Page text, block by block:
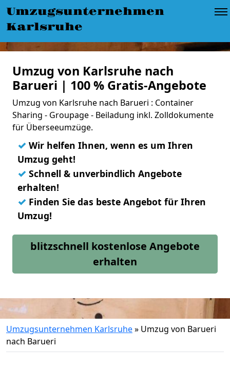
Umzugsunternehmen
Karlsruhe
Umzug von Karlsruhe nach
Barueri | 100 % Gratis-Angebote
Umzug von Karlsruhe nach Barueri : Container
Sharing - Groupage - Beiladung inkl. Zolldokumente
für Überseeumzüge.
✓ Wir helfen Ihnen, wenn es um Ihren
Umzug geht!
✓ Schnell & unverbindlich Angebote
erhalten!
✓ Finden Sie das beste Angebot für Ihren
Umzug!
blitzschnell kostenlose Angebote
erhalten
Umzugsunternehmen Karlsruhe» Umzug von Barueri
nach Barueri